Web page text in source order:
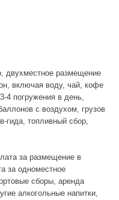
двухместное размещение
включая воду, чай, кофе
4 погружения в день,
с воздухом, грузов
гида, топливный сбор,
за размещение в
за одноместное
сборы, аренда
алкогольные напитки,